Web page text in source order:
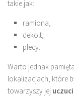
takie jak:
ramiona,
dekolt,
plecy.
Warto jednak
lokalizacjach, które
towarzyszy jej